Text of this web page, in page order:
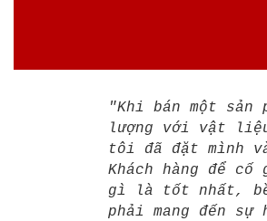
"Khi bán một sản
lượng với vật
tôi đã đặt mình
Khách hàng để cố
gì là tốt nhất,
phải mang đến